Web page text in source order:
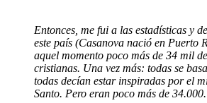
Entonces, me fui a las estadísticas y
este país (Casanova nació en Puerto
aquel momento poco más de 34 mil
cristianas. Una vez más: todas se
todas decían estar inspiradas por el
Santo. Pero eran poco más de 34.000.